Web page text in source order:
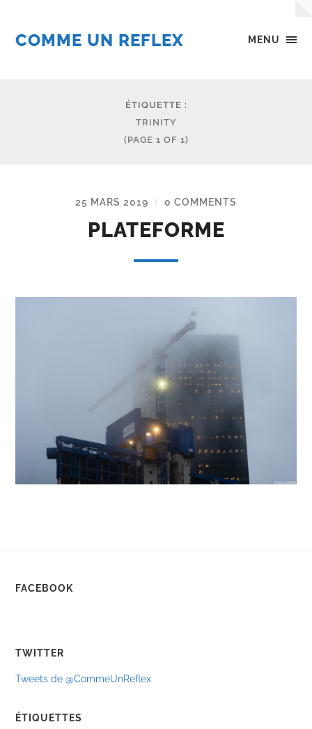
MENU
COMME UN REFLEX
ÉTIQUETTE :
TRINITY
(PAGE 1 OF 1)
25 MARS 2019 / 0 COMMENTS
PLATEFORME
FACEBOOK
TWITTER
Tweets de @CommeUnReflex
ÉTIQUETTES